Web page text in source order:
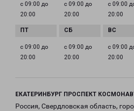
с 09:00 до
20:00
с 09:00 до
20:00
с 09:00
20:00
с 09:00 до
20:00
с 09:00 до
20:00
с 09:00
20:00
ЕКАТЕРИНБУРГ ПРОСПЕКТ
Россия, Свердловская область,